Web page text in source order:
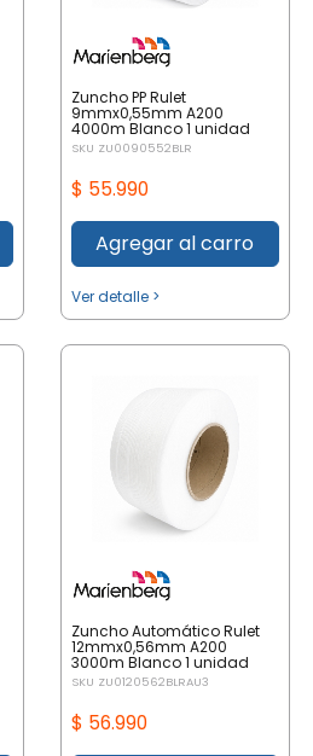
Zuncho PP Rulet
9mmx0,55mm A200
4000m Blanco 1 unidad
SKU ZU0090552BLR
$ 55.990
Agregar al carro
Ver detalle >
Zuncho Automático Rulet
12mmx0,56mm A200
3000m Blanco 1 unidad
SKU ZU0120562BLRAU3
$ 56.990